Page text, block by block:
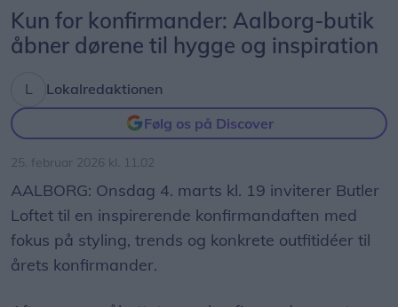
Kun for konfirmander: Aalborg-butik
åbner dørene til hygge og inspiration
Lokalredaktionen
Følg os på Discover
25. februar 2026 kl. 11.02
AALBORG: Onsdag 4. marts kl. 19 inviterer Butler
Loftet til en inspirerende konfirmandaften med
fokus på styling, trends og konkrete outfitidéer til
årets konfirmander.